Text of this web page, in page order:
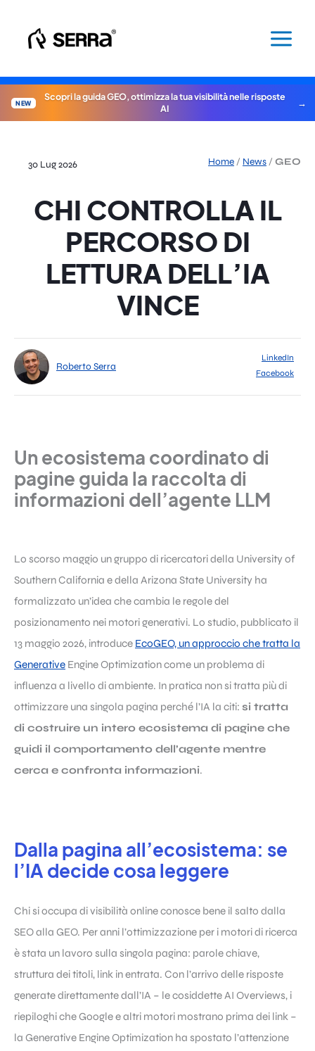
contenuto
NEW
Scopri la guida GEO, ottimizza la tua visibilità nelle risposte
AI
Home / News / GEO
30 Lug 2026
CHI CONTROLLA IL
PERCORSO DI
LETTURA DELL’IA
VINCE
Roberto Serra
LinkedIn
Facebook
Un ecosistema coordinato di
pagine guida la raccolta di
informazioni dell’agente LLM
Lo scorso maggio un gruppo di ricercatori della University of
Southern California e della Arizona State University ha
formalizzato un’idea che cambia le regole del
posizionamento nei motori generativi. Lo studio, pubblicato il
13 maggio 2026, introduce EcoGEO, un approccio che tratta la
Generative Engine Optimization come un problema di
influenza a livello di ambiente. In pratica non si tratta più di
ottimizzare una singola pagina perché l’IA la citi: si tratta
di costruire un intero ecosistema di pagine che
guidi il comportamento dell’agente mentre
cerca e confronta informazioni.
Dalla pagina all’ecosistema: se
l’IA decide cosa leggere
Chi si occupa di visibilità online conosce bene il salto dalla
SEO alla GEO. Per anni l’ottimizzazione per i motori di ricerca
è stata un lavoro sulla singola pagina: parole chiave,
struttura dei titoli, link in entrata. Con l’arrivo delle risposte
generate direttamente dall’IA – le cosiddette AI Overviews, i
riepiloghi che Google e altri motori mostrano prima dei link –
la Generative Engine Optimization ha spostato l’attenzione